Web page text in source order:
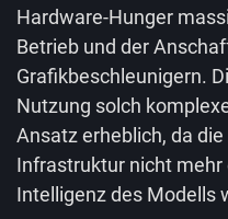
Hardware-Hunger
Betrieb und der
Grafikbeschleunigern.
Nutzung solch
Ansatz erheblich, da
Infrastruktur nicht
Intelligenz des Modells